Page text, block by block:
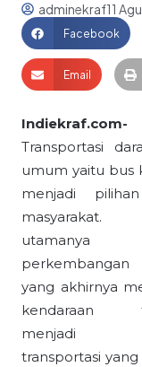
adminekraf11
Facebook
Email
Indiekraf.com-
Transportasi
umum yaitu bus
menjadi
masyarakat.
utamanya
yang akhirnya
kendaraan
menjadi
transportasi yang